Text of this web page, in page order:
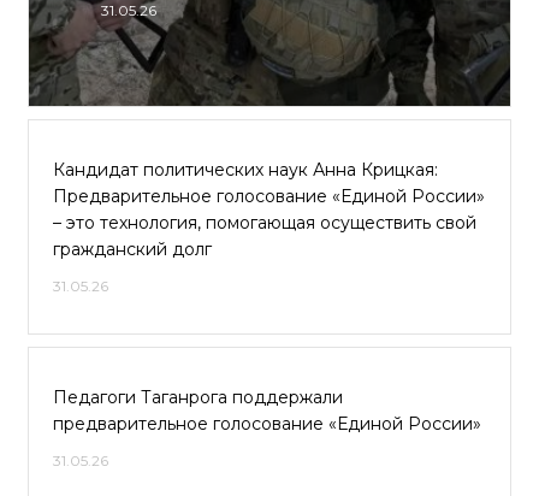
31.05.26
Кандидат политических наук Анна Крицкая:
Предварительное голосование «Единой России»
– это технология, помогающая осуществить свой
гражданский долг
31.05.26
Педагоги Таганрога поддержали
предварительное голосование «Единой России»
31.05.26